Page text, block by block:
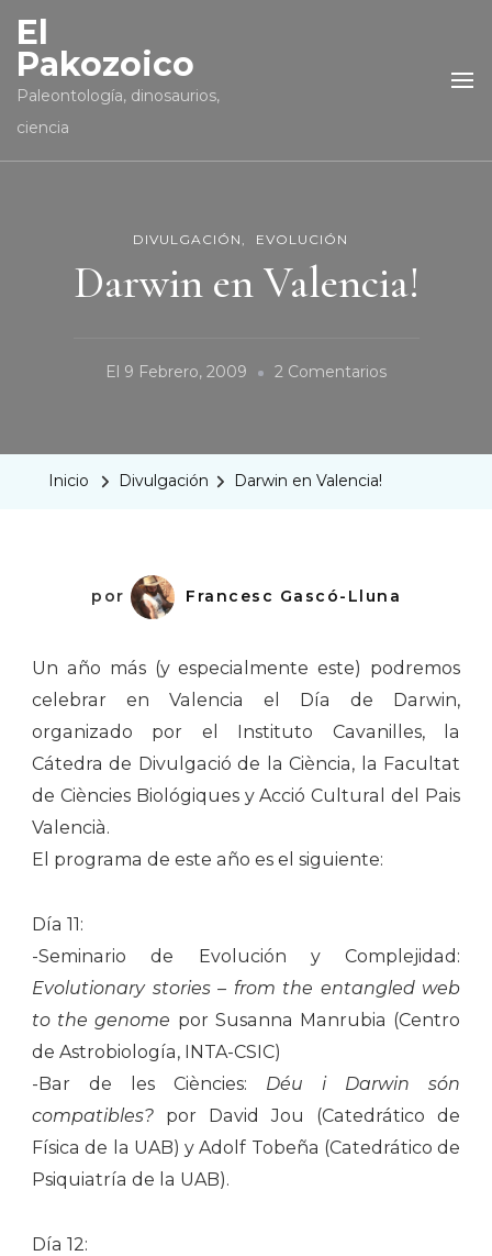
El
Pakozoico
Paleontología, dinosaurios,
ciencia
DIVULGACIÓN EVOLUCIÓN
Darwin en Valencia!
El 9 Febrero, 2009 2 ComentariosEn
Inicio Divulgación Darwin en Valencia!
por Francesc Gascó-Lluna
Un año más (y especialmente este) podremos
celebrar en Valencia el Día de Darwin,
organizado por el Instituto Cavanilles, la
Cátedra de Divulgació de la Ciència, la Facultat
de Ciències Biológiques y Acció Cultural del Pais
Valencià.
El programa de este año es el siguiente:
Día 11:
-Seminario de Evolución y Complejidad:
Evolutionary stories – from the entangled web
to the genome por Susanna Manrubia (Centro
de Astrobiología, INTA-CSIC)
-Bar de les Ciències: Déu i Darwin són
compatibles? por David Jou (Catedrático de
Física de la UAB) y Adolf Tobeña (Catedrático de
Psiquiatría de la UAB).
Día 12: